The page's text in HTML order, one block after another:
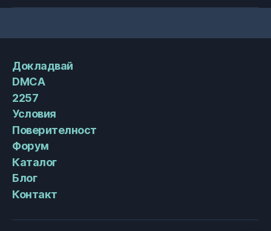
Докладвай
DMCA
2257
Условия
Поверителност
Форум
Каталог
Блог
Контакт